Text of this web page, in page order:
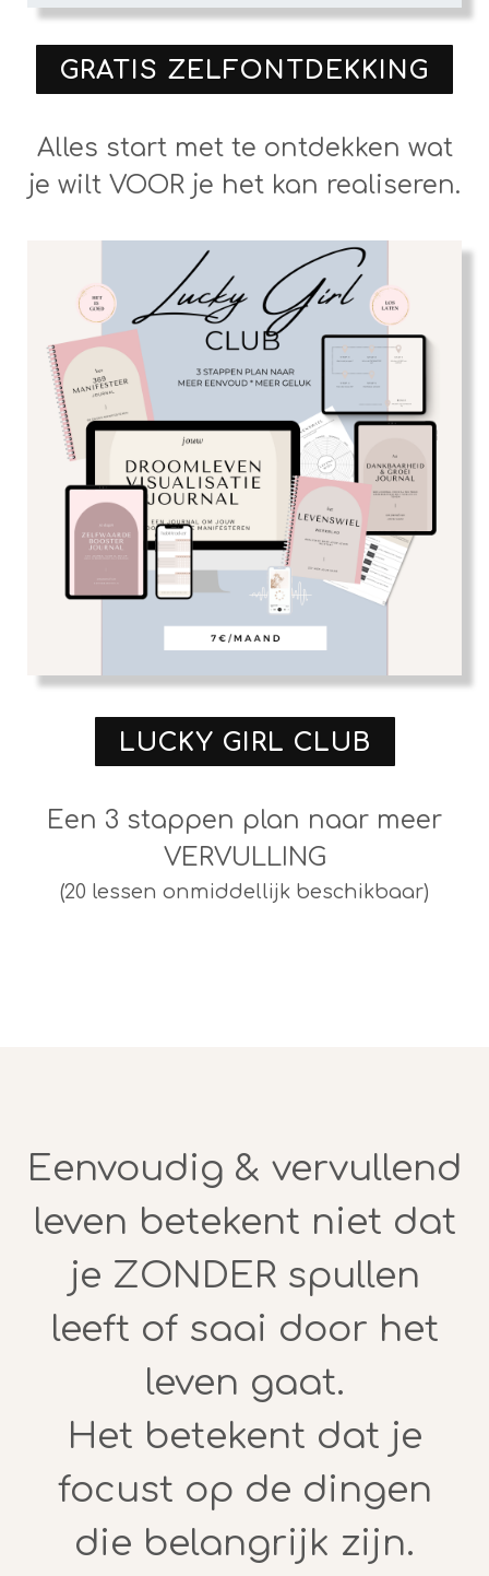
GRATIS ZELFONTDEKKING
Alles start met te ontdekken wat
je wilt VOOR je het kan realiseren.
LUCKY GIRL CLUB
Een 3 stappen plan naar meer
VERVULLING
(20 lessen onmiddellijk beschikbaar)
Eenvoudig & vervullend
leven betekent niet dat
je ZONDER spullen
leeft of saai door het
leven gaat.
Het betekent dat je
focust op de dingen
die belangrijk zijn.